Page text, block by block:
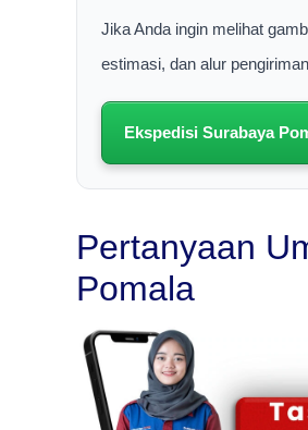
Jika Anda ingin melihat
estimasi, dan alur
Ekspedisi Surabaya
Pertanyaan
Pomala